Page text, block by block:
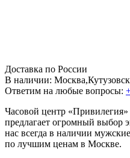
Доставка по России
В наличии:
Ответим на любые вопросы:
Часовой центр «Привилегия»
предлагает огромный выбор
нас всегда в наличии
по лучшим ценам в Москве.